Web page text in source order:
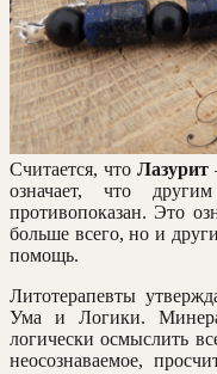
Считается, чтоЛазурит
означает, что
противопоказан. Это
больше всего, но и
помощь.
Литотерапевты
Ума и Логики.
логически осмыслить
неосознаваемое,